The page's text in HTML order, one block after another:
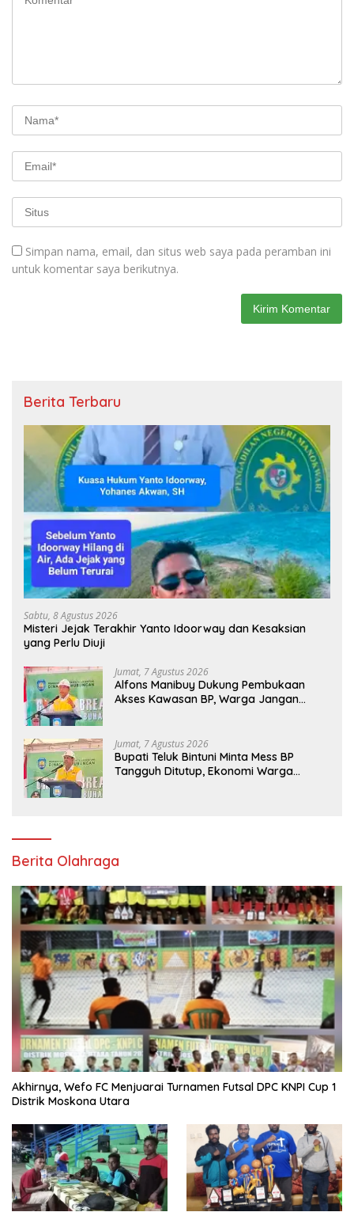
Simpan nama, email, dan situs web saya pada peramban ini
untuk komentar saya berikutnya.
Berita Terbaru
Sabtu, 8 Agustus 2026
Misteri Jejak Terakhir Yanto Idoorway dan Kesaksian
yang Perlu Diuji
Jumat, 7 Agustus 2026
Alfons Manibuy Dukung Pembukaan
Akses Kawasan BP, Warga Jangan
Jumat, 7 Agustus 2026
Bupati Teluk Bintuni Minta Mess BP
Tangguh Ditutup, Ekonomi Warga
Berita Olahraga
Akhirnya, Wefo FC Menjuarai Turnamen Futsal DPC KNPI Cup 1
Distrik Moskona Utara